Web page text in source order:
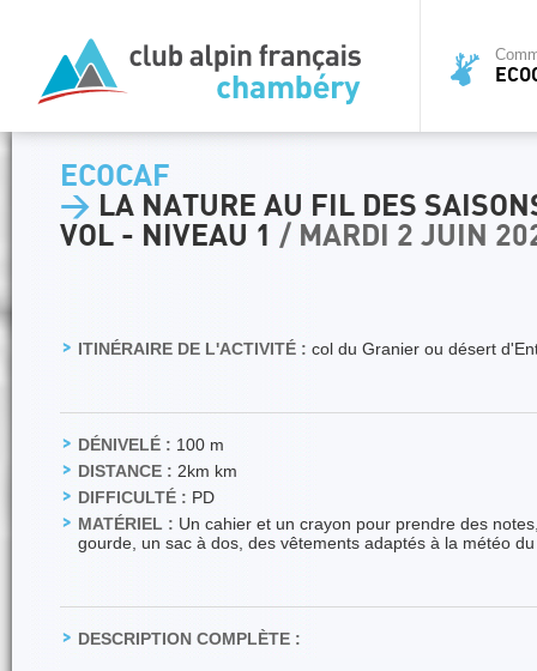
ECOCAF
> LA NATURE AU FIL DES
VOL - NIVEAU 1 / MARDI 2 JUIN
ITINÉRAIRE DE L'ACTIVITÉ : col du Granier ou désert
DÉNIVELÉ : 100 m
DISTANCE : 2km km
DIFFICULTÉ : PD
MATÉRIEL : Un cahier et un crayon pour prendre des
gourde, un sac à dos, des vêtements adaptés à la météo
DESCRIPTION COMPLÈTE :